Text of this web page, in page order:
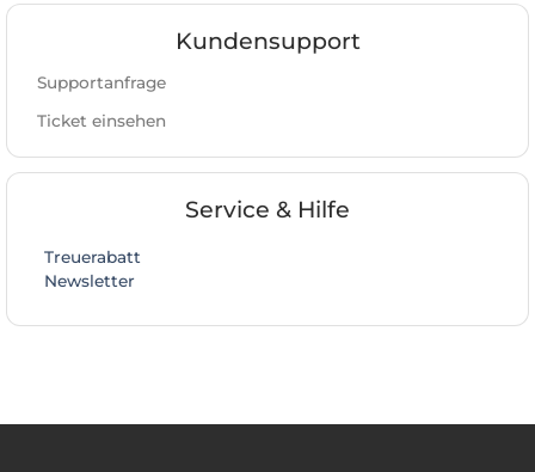
Kundensupport
Supportanfrage
Ticket einsehen
Service & Hilfe
Treuerabatt
Newsletter